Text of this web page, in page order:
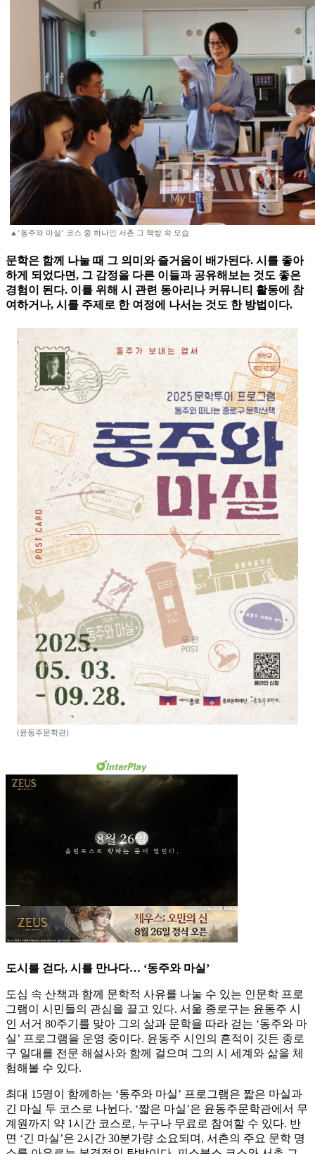
▲‘동주와 마실’ 코스 중 하나인 서촌 그 책방 속 모습.
문학은 함께 나눌 때 그 의미와 즐거움이 배가된다. 시를 좋아
하게 되었다면, 그 감정을 다른 이들과 공유해보는 것도 좋은
경험이 된다. 이를 위해 시 관련 동아리나 커뮤니티 활동에 참
여하거나, 시를 주제로 한 여정에 나서는 것도 한 방법이다.
(윤동주문학관)
도시를 걷다, 시를 만나다… ‘동주와 마실’
도심 속 산책과 함께 문학적 사유를 나눌 수 있는 인문학 프로
그램이 시민들의 관심을 끌고 있다. 서울 종로구는 윤동주 시
인 서거 80주기를 맞아 그의 삶과 문학을 따라 걷는 ‘동주와 마
실’ 프로그램을 운영 중이다. 윤동주 시인의 흔적이 깃든 종로
구 일대를 전문 해설사와 함께 걸으며 그의 시 세계와 삶을 체
험해볼 수 있다.
최대 15명이 함께하는 ‘동주와 마실’ 프로그램은 짧은 마실과
긴 마실 두 코스로 나뉜다. ‘짧은 마실’은 윤동주문학관에서 무
계원까지 약 1시간 코스로, 누구나 무료로 참여할 수 있다. 반
면 ‘긴 마실’은 2시간 30분가량 소요되며, 서촌의 주요 문학 명